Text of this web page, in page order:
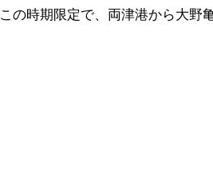
この時期限定で、両津港から大野